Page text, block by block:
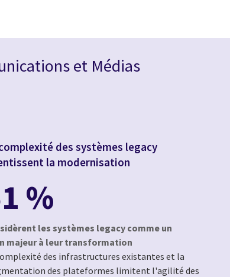
et Médias
des systèmes legacy
la modernisation
%
les systèmes legacy comme un
majeur à leur transformation
des infrastructures existantes et la
des plateformes limitent l'agilité des